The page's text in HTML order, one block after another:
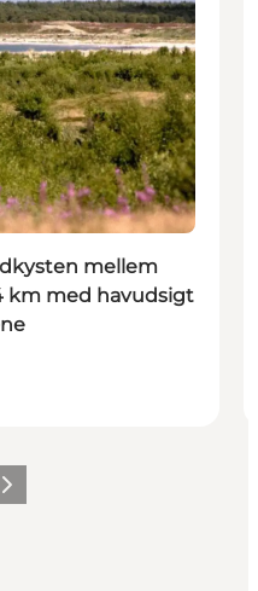
mellem
km med havudsigt
Weiter